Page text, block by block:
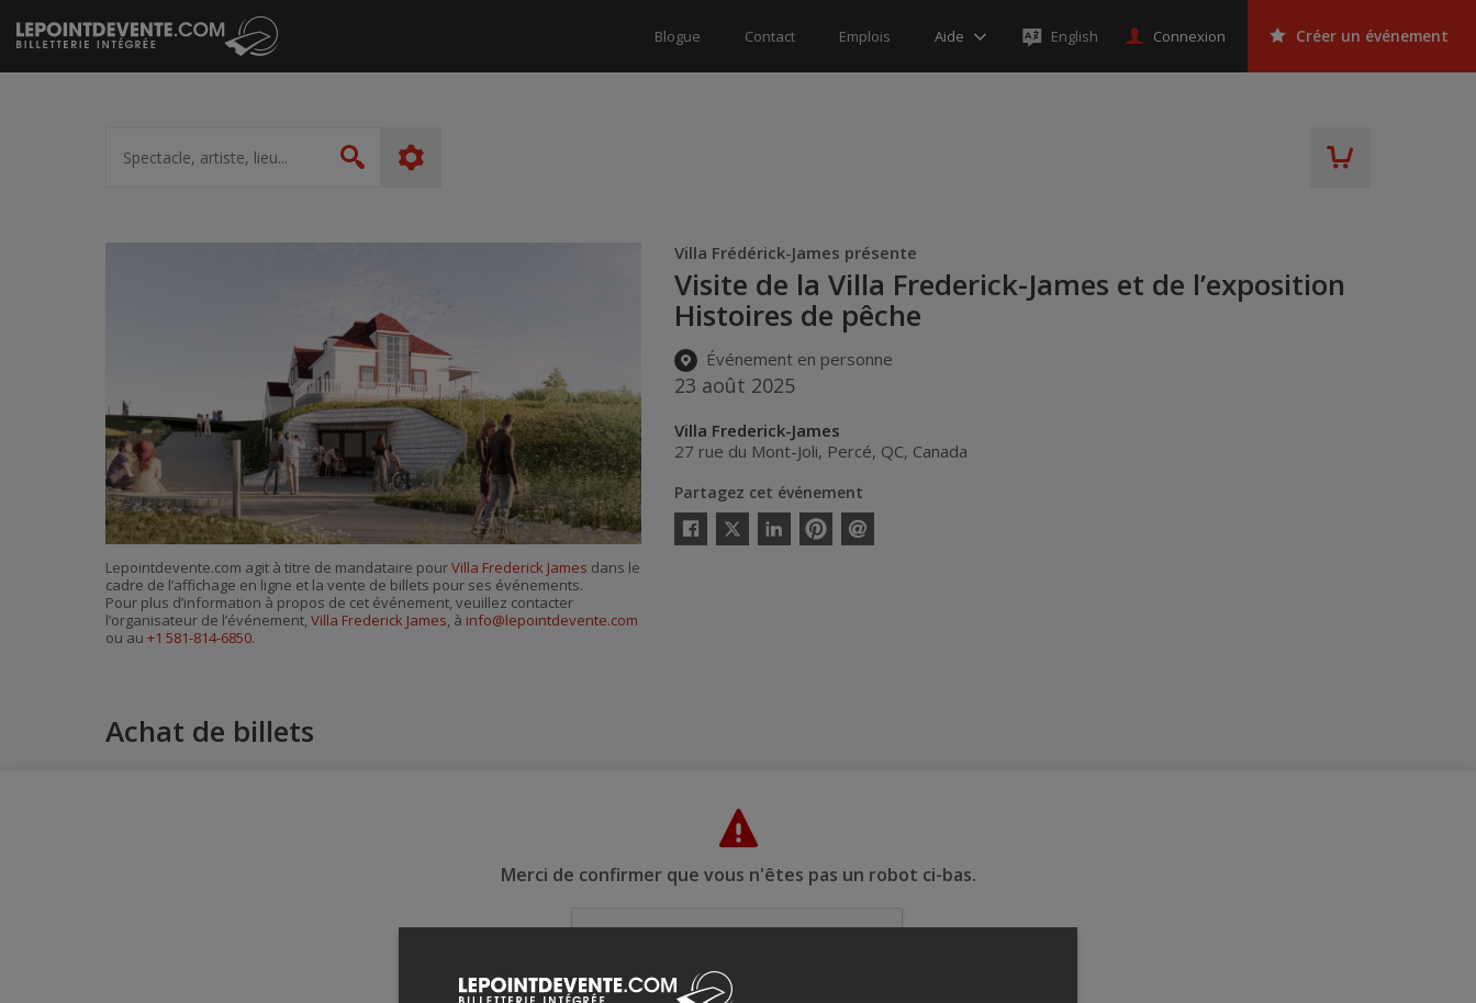
Passer
au
contenu
Blogue Contact Emplois Aide English Connexion Créer un événement
artiste,
lieu...
Rechercher
Villa Frédérick-James présente
Visite de la Villa Frederick-James et de l’exposition
Histoires de pêche
Événement en personne
23 août 2025
Villa Frederick-James
27 rue du Mont-Joli, Percé, QC, Canada
Partagez cet événement
Facebook
Twitter
LinkedinPinterestEnvoyer
Lepointdevente.com agit à titre de mandataire pourVilla Frederick James dans le
cadre de l’affichage en ligne et la vente de billets pour ses événements.
Pour plus d’information à propos de cet événement, veuillez contacter
l’organisateur de l’événement, Villa Frederick James, à info@lepointdevente.com
ou au +1 581-814-6850.
Achat de billets
Merci de confirmer que vous n'êtes pas un robot ci-bas.